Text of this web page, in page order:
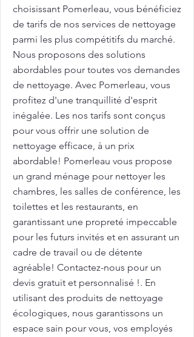
choisissant Pomerleau, vous bénéficiez
de tarifs de nos services de nettoyage
parmi les plus compétitifs du marché.
Nous proposons des solutions
abordables pour toutes vos demandes
de nettoyage. Avec Pomerleau, vous
profitez d'une tranquillité d'esprit
inégalée. Les nos tarifs sont conçus
pour vous offrir une solution de
nettoyage efficace, à un prix
abordable! Pomerleau vous propose
un grand ménage pour nettoyer les
chambres, les salles de conférence, les
toilettes et les restaurants, en
garantissant une propreté impeccable
pour les futurs invités et en assurant un
cadre de travail ou de détente
agréable! Contactez-nous pour un
devis gratuit et personnalisé !. En
utilisant des produits de nettoyage
écologiques, nous garantissons un
espace sain pour vous, vos employés